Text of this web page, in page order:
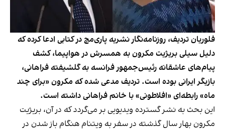
فلوریان تردیف، روزنامه‌نگار نشریه پاری‌مچ در کتابی ادعا کرده که
دلیل سیلی بریژیت مکرون به همسرش در هواپیما، کشف
پیام‌های عاشقانه رئیس‌جمهور فرانسه به گلشیفته فراهانی،
بازیگر ایرانی بوده است. تردیف مدعی شده که مکرون «برای چند
ماه» رابطه‌ای «افلاطونی» با خانم فراهانی داشته است.
این بحث به نشر گسترده ویدیویی بر می‌گردد که در آن، بریژیت
مکرون بهار سال گذشته در سفر به ویتنام هنگام باز شدن در